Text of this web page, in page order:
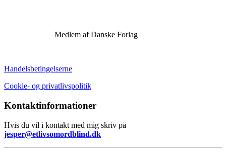
Medlem af Danske Forlag
Handelsbetingelserne
Cookie- og privatlivspolitik
Kontaktinformationer
Hvis du vil i kontakt med mig skriv på
jesper@etlivsomordblind.dk